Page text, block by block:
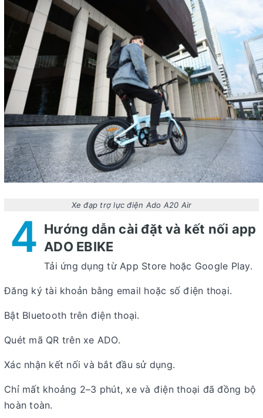
Xe đạp trợ lực điện Ado A20 Air
4 Hướng dẫn cài đặt và kết nối app
ADO EBIKE
Tải ứng dụng từApp Store hoặc Google Play.
Đăng ký tài khoản bằng email hoặc số điện thoại.
Bật Bluetooth trên điện thoại.
Quét mã QR trên xe ADO.
Xác nhận kết nối và bắt đầu sử dụng.
Chỉ mất khoảng 2–3 phút, xe và điện thoại đã đồng bộ
hoàn toàn.